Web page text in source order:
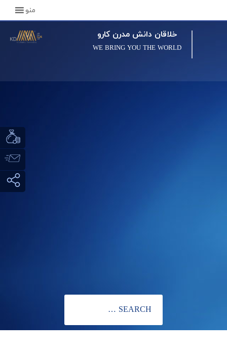
خلاقان دانش مدرن کارو
WE BRING YOU THE WORLD
منو